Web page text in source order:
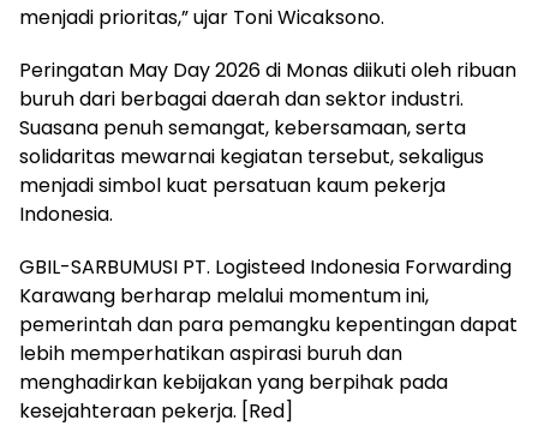
menjadi prioritas,” ujar Toni Wicaksono.
Peringatan May Day 2026 di Monas diikuti oleh ribuan
buruh dari berbagai daerah dan sektor industri.
Suasana penuh semangat, kebersamaan, serta
solidaritas mewarnai kegiatan tersebut, sekaligus
menjadi simbol kuat persatuan kaum pekerja
Indonesia.
GBIL-SARBUMUSI PT. Logisteed Indonesia Forwarding
Karawang berharap melalui momentum ini,
pemerintah dan para pemangku kepentingan dapat
lebih memperhatikan aspirasi buruh dan
menghadirkan kebijakan yang berpihak pada
kesejahteraan pekerja. [Red]